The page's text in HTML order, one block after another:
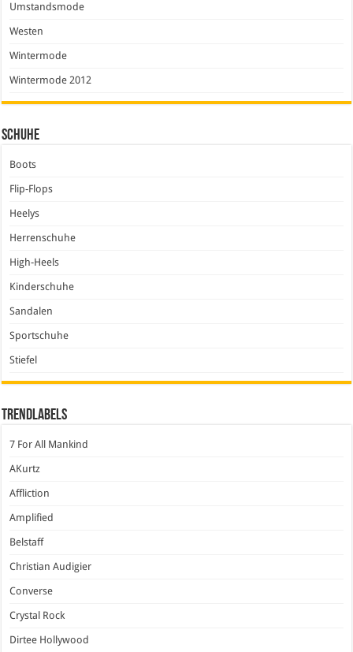
Umstandsmode
Westen
Wintermode
Wintermode 2012
Schuhe
Boots
Flip-Flops
Heelys
Herrenschuhe
High-Heels
Kinderschuhe
Sandalen
Sportschuhe
Stiefel
Trendlabels
7 For All Mankind
AKurtz
Affliction
Amplified
Belstaff
Christian Audigier
Converse
Crystal Rock
Dirtee Hollywood